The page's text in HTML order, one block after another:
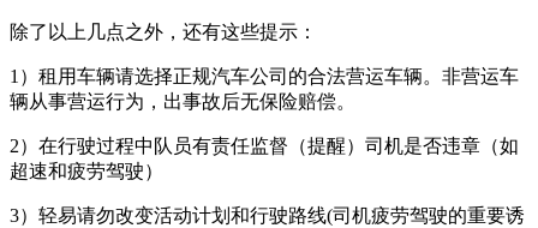
除了以上几点之外，还有这些提示：
1）租用车辆请选择正规汽车公司的合法营运车辆。非营运车
辆从事营运行为，出事故后无保险赔偿。
2）在行驶过程中队员有责任监督（提醒）司机是否违章（如
超速和疲劳驾驶）
3）轻易请勿改变活动计划和行驶路线(司机疲劳驾驶的重要诱